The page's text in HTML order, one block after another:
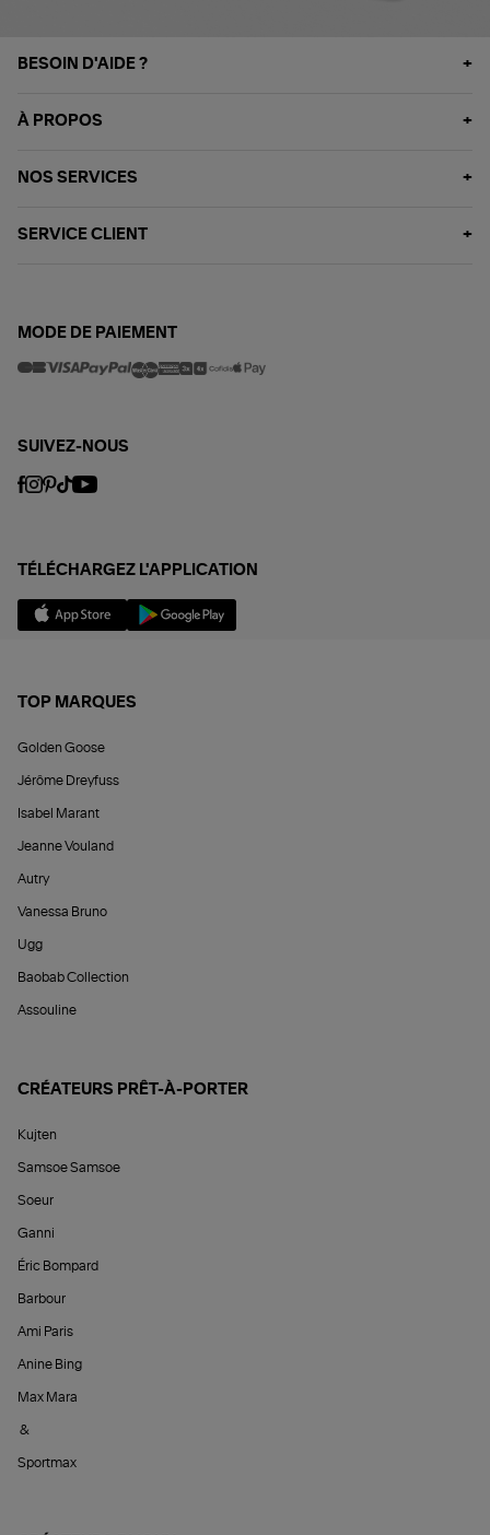
BESOIN D'AIDE ?
À PROPOS
NOS SERVICES
SERVICE CLIENT
MODE DE PAIEMENT
SUIVEZ-NOUS
TÉLÉCHARGEZ L'APPLICATION
TOP MARQUES
Golden Goose
Jérôme Dreyfuss
Isabel Marant
Jeanne Vouland
Autry
Vanessa Bruno
Ugg
Baobab Collection
Assouline
CRÉATEURS PRÊT-À-PORTER
Kujten
Samsoe Samsoe
Soeur
Ganni
Éric Bompard
Barbour
Ami Paris
Anine Bing
Max Mara
&
Sportmax